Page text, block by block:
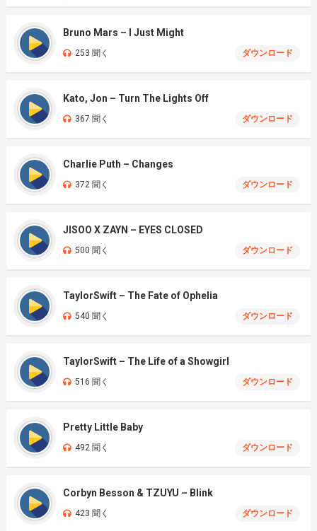
Bruno Mars – I Just Might
253 聞く ダウンロード
Kato, Jon – Turn The Lights Off
367 聞く ダウンロード
Charlie Puth – Changes
372 聞く ダウンロード
JISOO X ZAYN – EYES CLOSED
500 聞く ダウンロード
TaylorSwift – The Fate of Ophelia
540 聞く ダウンロード
TaylorSwift – The Life of a Showgirl
516 聞く ダウンロード
Pretty Little Baby
492 聞く ダウンロード
Corbyn Besson & TZUYU – Blink
423 聞く ダウンロード